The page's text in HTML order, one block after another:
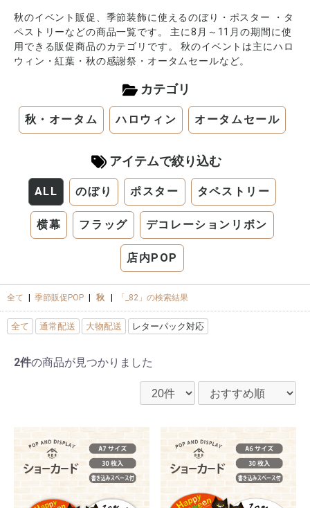
秋のイベント販促、季節装飾に使えるのぼり・ポスター ・タ
ペストリーなどの商品一覧です。 主に8月～11月の期間に使
用できる販促商品のカテゴリです。 秋のイベントは主にハロ
ウィン・紅葉・秋の感謝祭・オータムセールなど。
カテゴリ
秋・オータム ハロウィン オータムセール
アイテムで絞り込む
ALL のぼり ポスター タペストリー
横幕 フラッグ デコレーションリボン
店内POP
全て | 季節販促POP | 秋 | 「_82」の検索結果
全て 通常配送 大物配送 レターパック対応
2件の商品が見つかりました